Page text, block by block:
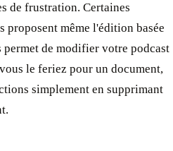
de frustration. Certaines
proposent même l'édition basée
permet de modifier votre podcast
le feriez pour un document,
simplement en supprimant